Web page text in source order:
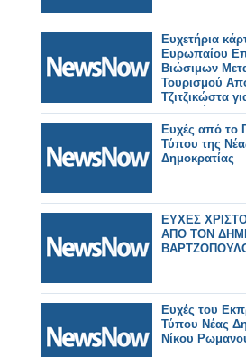
Ευχετήρια
Ευρωπαίου
Βιώσιμων
Τουρισμού
Τζιτζικώστα
Χριστούγεννα
Ευχές από το
Τύπου της
Δημοκρατίας
ΕΥΧΕΣ
ΑΠΟ ΤΟΝ
Ευχές του
Τύπου Νέας
Νίκου